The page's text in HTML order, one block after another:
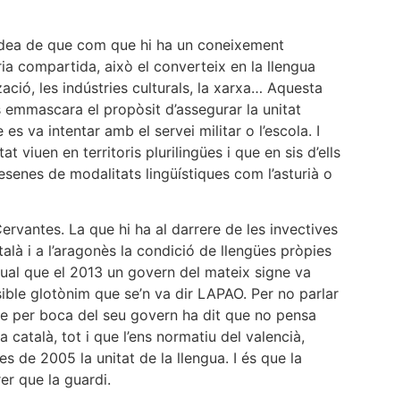
de que com que hi ha un coneixement
compartida, això el converteix en la llengua
les indústries culturals, la xarxa… Aquesta
el propòsit d’assegurar la unitat
va intentar amb el servei militar o l’escola. I
viuen en territoris plurilingües i que en sis d’ells
de modalitats lingüístiques com l’asturià o
La que hi ha al darrere de les invectives
i a l’aragonès la condició de llengües pròpies
que el 2013 un govern del mateix signe va
glotònim que se’n va dir LAPAO. Per no parlar
per boca del seu govern ha dit que no pensa
català, tot i que l’ens normatiu del valencià,
de 2005 la unitat de la llengua. I és que la
que la guardi.